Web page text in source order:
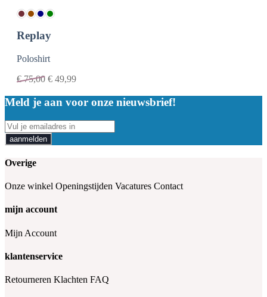
Replay
Poloshirt
€75,00 € 49,99
Meld je aan voor onze nieuwsbrief!
aanmelden
Overige
Onze winkel Openingstijden Vacatures Contact
mijn account
Mijn Account
klantenservice
Retourneren Klachten FAQ